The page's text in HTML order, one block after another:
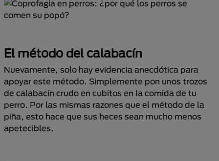
El método del calabacín
Nuevamente, solo hay evidencia anecdótica para
apoyar este método. Simplemente pon unos trozos
de calabacín crudo en cubitos en la comida de tu
perro. Por las mismas razones que el método de la
piña, esto hace que sus heces sean mucho menos
apetecibles.